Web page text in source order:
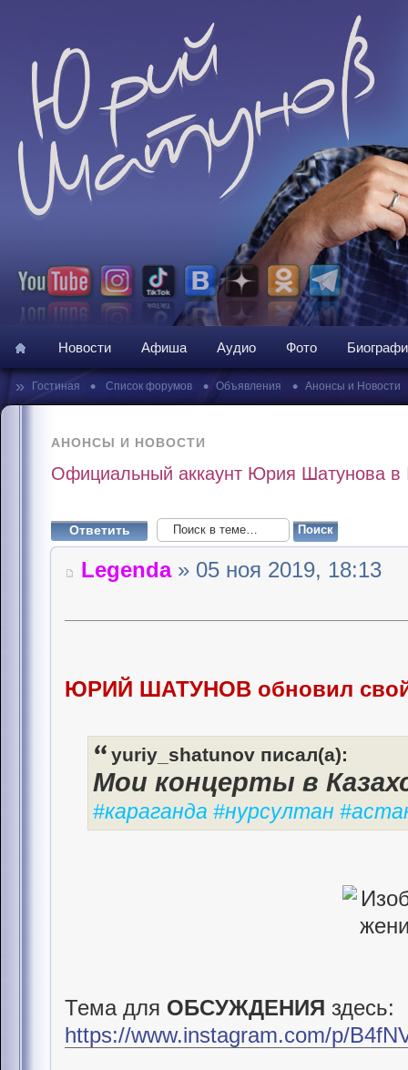
Новости Афиша Аудио Фото
» Гостиная • Список форумов • Объявления • Анонсы и Новости
АНОНСЫ И НОВОСТИ
Официальный аккаунт Юрия Шатунова в
Ответить
Legenda» 05 ноя 2019, 18:13
ЮРИЙ ШАТУНОВ обновил свой
yuriy_shatunov писал(а):
Мои концерты в
#караганда #нурсултан
Тема для ОБСУЖДЕНИЯ здесь:
https://www.instagram.com/p/